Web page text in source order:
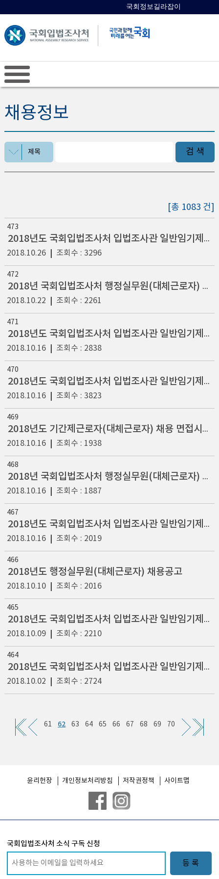
국회정보길라잡이
채용정보
제목 검 색
[총 1083 건]
473
2018년도 국회입법조사처 입법조사관 일반임기제 5급(고등교육, 교육재정, 인적자원개발 등 교육정책 분야) 채용 서류전형 합격자 및 면접시험 공고
2018.10.26| 조회수 : 3296
472
2018년 국회입법조사처 행정실무원(대체근로자) 채용 최종합격자 공고
2018.10.22
조회수 : 2261
471
2018년도 국회입법조사처 입법조사관 일반임기제 5급(고등교육, 교육재정, 인적자원개발 등 교육정책 분야) 응시자 현황 공고
2018.10.16| 조회수 : 2838
470
2018년도 국회입법조사처 입법조사관 일반임기제 5급(여성정책 분야) 채용공고
2018.10.16| 조회수 : 3823
469
2018년도 기간제근로자(대체근로자) 채용 면접시험 공고
2018.10.16| 조회수 : 1938
468
2018년 국회입법조사처 행정실무원(대체근로자) 채용 응시자 접수현황 공고
2018.10.16| 조회수 : 1887
467
2018년도 국회입법조사처 입법조사관 일반임기제 5급(인사·조직 분야) 채용 최종합격자 공고
2018.10.16| 조회수 : 2019
466
2018년도 행정실무원(대체근로자) 채용공고
2018.10.10| 조회수 : 2016
465
2018년도 국회입법조사처 입법조사관 일반임기제 5급(금융일반 분야) 최종합격자 공고
2018.10.09| 조회수 : 2210
464
2018년도 국회입법조사처 입법조사관 일반임기제 5급(고등교육, 교육재정, 인적자원개발 등 교육정책 분야) 채용공고
2018.10.02
조회수 : 2724
61 62 63 64 65 66 67 68 69 70
윤리헌장 개인정보처리방침 저작권정책 사이트맵
국회입법조사처 소식 구독 신청
등 록